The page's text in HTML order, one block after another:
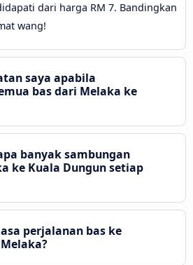
dari harga RM 7. Bandingkan
wang!
saya apabila
bas dari Melaka ke
banyak sambungan
ke Kuala Dungun setiap
perjalanan bas ke